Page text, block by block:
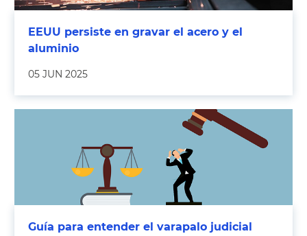
EEUU persiste en gravar el acero y el
aluminio
05 JUN 2025
Guía para entender el varapalo judicial